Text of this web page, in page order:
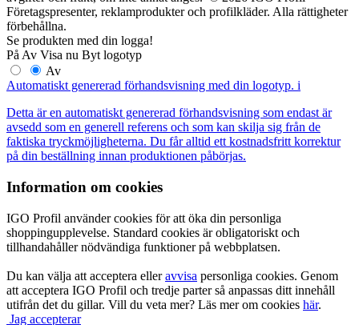
Företagspresenter, reklamprodukter och profilkläder. Alla rättigheter
förbehållna.
Se produkten med din logga!
På Av Visa nu Byt logotyp
Av
Automatiskt genererad förhandsvisning med din logotyp. i
Detta är en automatiskt genererad förhandsvisning som endast är
avsedd som en generell referens och som kan skilja sig från de
faktiska tryckmöjligheterna. Du får alltid ett kostnadsfritt korrektur
på din beställning innan produktionen påbörjas.
Information om cookies
IGO Profil använder cookies för att öka din personliga
shoppingupplevelse. Standard cookies är obligatoriskt och
tillhandahåller nödvändiga funktioner på webbplatsen.
Du kan välja att acceptera elleravvisa personliga cookies. Genom
att acceptera IGO Profil och tredje parter så anpassas ditt innehåll
utifrån det du gillar. Vill du veta mer? Läs mer om cookies här.
Jag accepterar